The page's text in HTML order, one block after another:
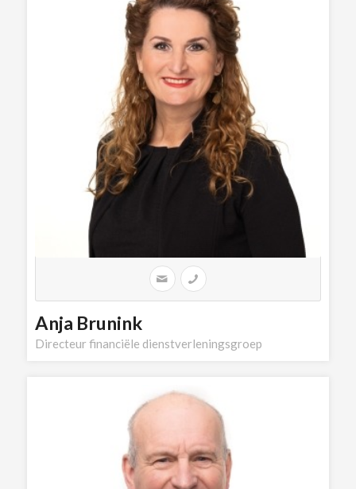
Anja Brunink
Directeur financiële dienstverleningsgroep